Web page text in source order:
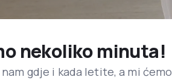
nekoliko minuta!
gdje i kada letite, a mi ćemo